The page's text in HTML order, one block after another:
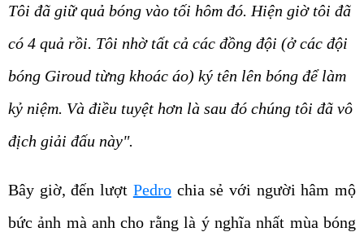
Tôi đã giữ quả bóng vào tối hôm đó. Hiện giờ tôi đã
có 4 quả rồi. Tôi nhờ tất cả các đồng đội (ở các đội
bóng Giroud từng khoác áo) ký tên lên bóng để làm
kỷ niệm. Và điều tuyệt hơn là sau đó chúng tôi đã vô
địch giải đấu này".
Bây giờ, đến lượt Pedrochia sẻ với người hâm mộ
bức ảnh mà anh cho rằng là ý nghĩa nhất mùa bóng